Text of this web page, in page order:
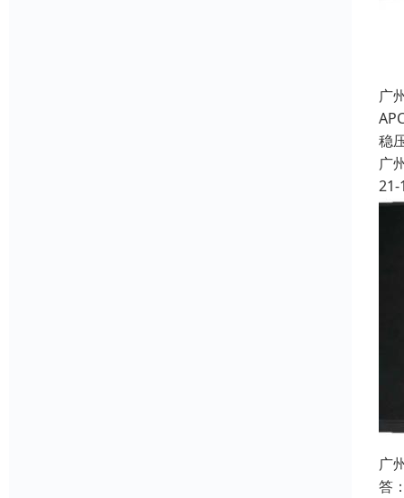
广
稳
广
21-
广
答